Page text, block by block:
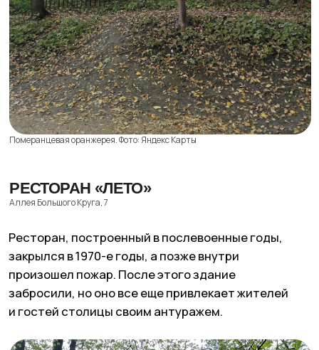
Дата материала:зима2025
Вернуться к статьям
По вопросам сотрудничества вы можете написать
наworldpike@gmail.com
Получать рассылку для друзей
конфиденциальностии даюCогласие
на обработку моих персональных данных
Жду письмо